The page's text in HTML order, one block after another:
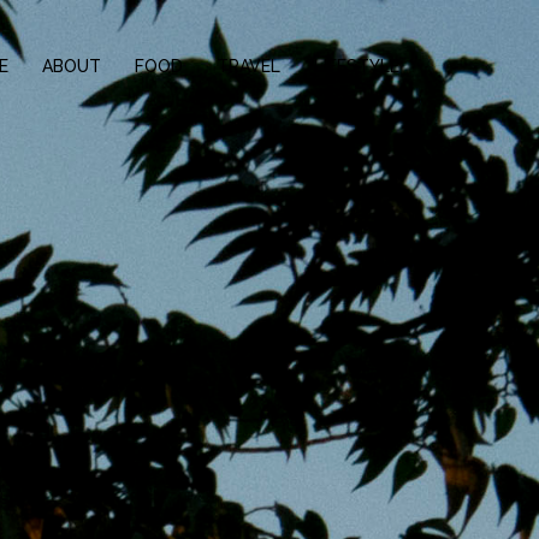
ABOUT FOOD TRAVEL LIFESTYLE